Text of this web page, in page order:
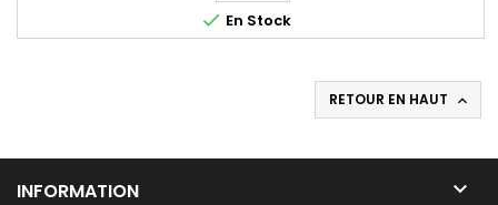
 En Stock
RETOUR EN HAUT 
INFORMATION 